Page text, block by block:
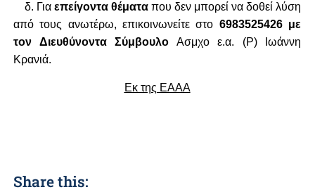
δ. Για επείγοντα θέματα που δεν μπορεί να δοθεί λύση
από τους ανωτέρω, επικοινωνείτε στο 6983525426 με
τον Διευθύνοντα Σύμβουλο Ασμχο ε.α. (Ρ) Ιωάννη
Κρανιά.
Εκ της ΕΑΑΑ
Share this: